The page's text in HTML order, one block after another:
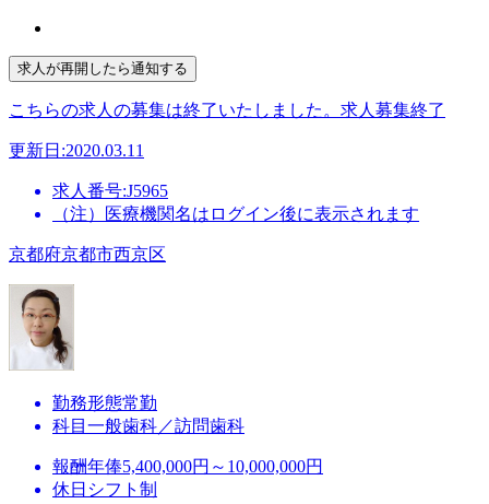
こちらの求人の募集は終了いたしました。 求人募集終了
更新日:2020.03.11
求人番号:J5965
（注）医療機関名はログイン後に表示されます
京都府京都市西京区
勤務形態常勤
科目 一般歯科／訪問歯科
報酬年俸5,400,000円～10,000,000円
休日 シフト制